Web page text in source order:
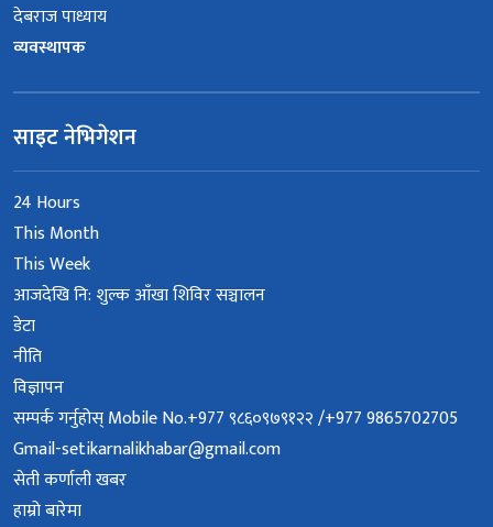
देबराज पाध्याय
व्यवस्थापक
साइट नेभिगेशन
24 Hours
This Month
This Week
आजदेखि नि: शुल्क आँखा शिविर सञ्चालन
डेटा
नीति
विज्ञापन
सम्पर्क गर्नुहोस् Mobile No.+977 ९८६०९७९१२२ /+977 9865702705
Gmail-setikarnalikhabar@gmail.com
सेती कर्णाली खबर
हाम्रो बारेमा